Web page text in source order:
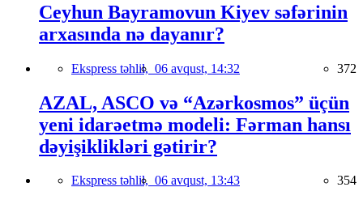
Ceyhun Bayramovun Kiyev səfərinin
arxasında nə dayanır?
Ekspress təhlil, 06 avqust, 14:32 372
AZAL, ASCO və “Azərkosmos” üçün
yeni idarəetmə modeli: Fərman hansı
dəyişiklikləri gətirir?
Ekspress təhlil, 06 avqust, 13:43 354